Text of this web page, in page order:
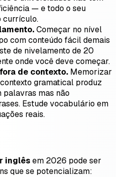
— e todo o seu
currículo.
Começar no nível
com conteúdo fácil demais
de nivelamento de 20
onde você deve começar.
de contexto. Memorizar
gramatical produz
palavras mas não
Estude vocabulário em
reais.
inglêsem 2026 pode ser
que se potencializam: